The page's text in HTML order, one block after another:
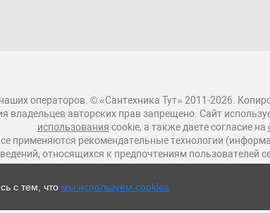
операторов. © «Сантехника Тут» 2011-2026.
владельцев авторских прав запрещено. Сайт
использования cookie, а также даете согласие на
применяются рекомендательные технологии
относящихся к предпочтениям пользователей
с тем, что мы используем cookies